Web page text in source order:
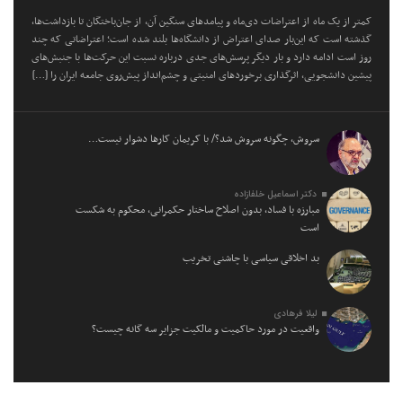
کمتر از یک ماه از اعتراضات دی‌ماه و پیامد‌های سنگین آن، از جان‌باختگان تا بازداشت‌ها،
گذشته است که این‌بار صدای اعتراض از دانشگاه‌ها بلند شده است؛ اعتراضاتی که چند
روز است ادامه دارد و بار دیگر پرسش‌های جدی درباره نسبت این حرکت‌ها با جنبش‌های
پیشین دانشجویی، اثرگذاری برخورد‌های امنیتی و چشم‌انداز پیش‌روی جامعه ایران را […]
سروش، چگونه سروش شد؟/ با کریمان کارها دشوار نیست…
دکتر اسماعیل خلفازاده
مبارزه با فساد، بدون اصلاح ساختار حکمرانی، محکوم به شکست
است
بد اخلاقی سیاسی با چاشنی تخریب
لیلا فرهادی
واقعیت در مورد حاکمیت و مالکیت جزایر سه گانه چیست؟